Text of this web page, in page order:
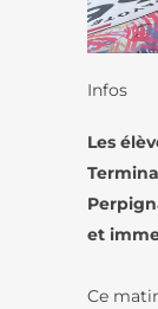
Infos
Les
et
Ce